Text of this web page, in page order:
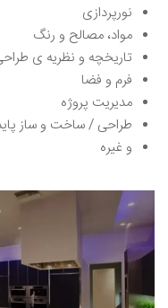
نورپردازی
مواد، مصالح و رنگ
تاریخچه و نظریه ی
فرم و فضا
مدیریت پروژه
طراحی / ساخت و ساز
و غیره